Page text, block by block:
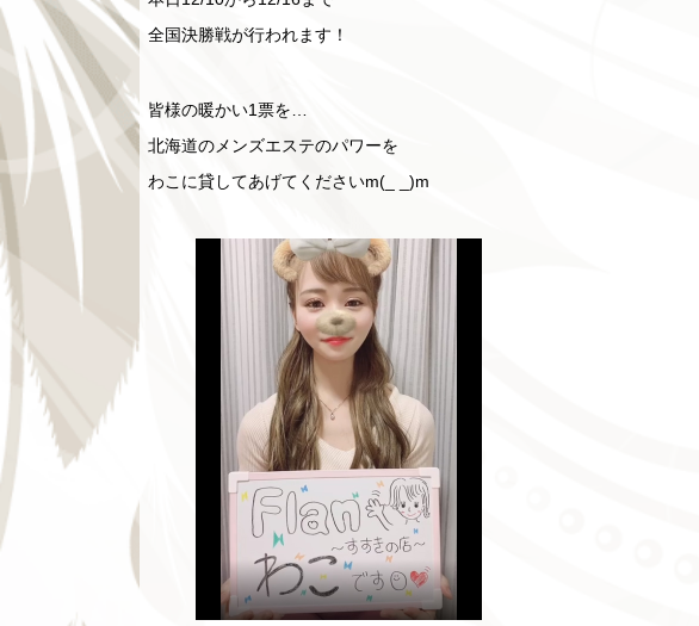
全国決勝戦が行われます！
皆様の暖かい1票を…
北海道のメンズエステのパワーを
わこに貸してあげてくださいm(_ _)m